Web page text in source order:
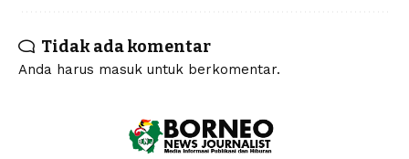
Tidak ada komentar
Anda harus masuk untuk berkomentar.